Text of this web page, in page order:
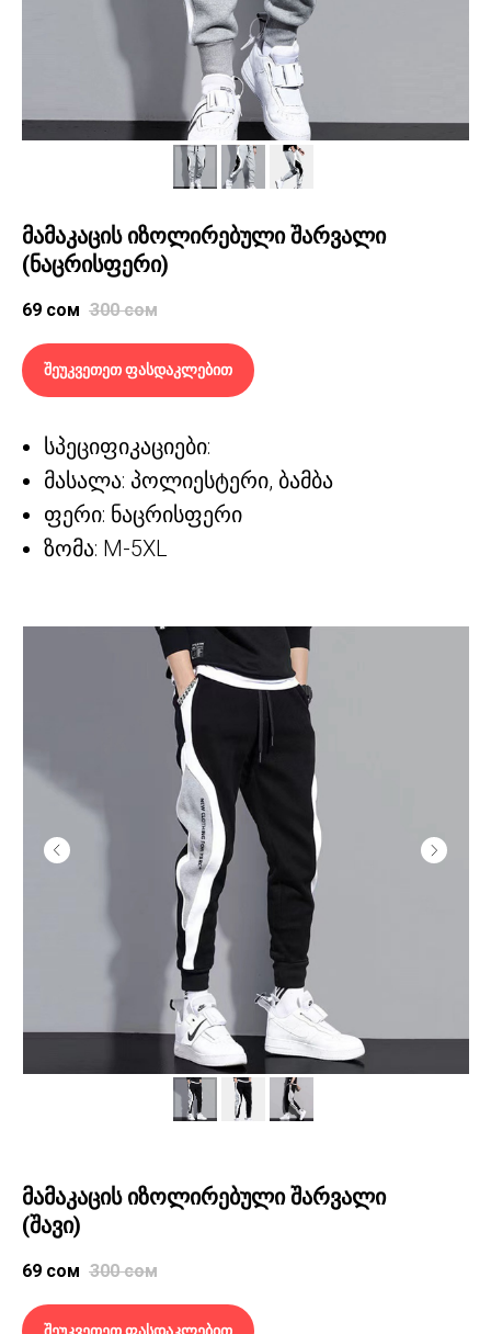
მამაკაცის იზოლირებული შარვალი
(ნაცრისფერი)
69 сом 300 сом
შეუკვეთეთ ფასდაკლებით
სპეციფიკაციები:
მასალა: პოლიესტერი, ბამბა
ფერი: ნაცრისფერი
ზომა: M-5XL
მამაკაცის იზოლირებული შარვალი
(შავი)
69 сом 300 сом